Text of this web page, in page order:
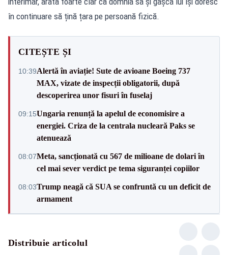
în continuare să țină țara pe persoană fizică.
CITEȘTE ȘI
10:39Alertă în aviație! Sute de avioane Boeing 737
MAX, vizate de inspecții obligatorii, după
descoperirea unor fisuri în fuselaj
09:15Ungaria renunță la apelul de economisire a
energiei. Criza de la centrala nucleară Paks se
atenuează
08:07Meta, sancționată cu 567 de milioane de dolari în
cel mai sever verdict pe tema siguranței copiilor
08:03Trump neagă că SUA se confruntă cu un deficit de
armament
Distribuie articolul